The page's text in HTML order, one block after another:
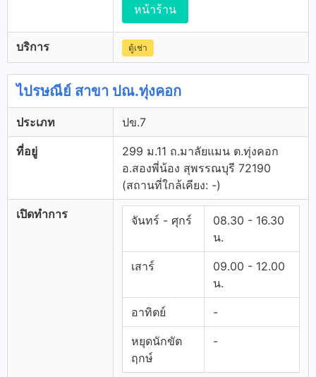
หน้าร้าน
บริการ ตู้เช่า
ไปรษณีย์ สาขา ปณ.ทุ่งคอก
ประเภท ปข.7
ที่อยู่
299 ม.11 ถ.มาลัยแมน ต.ทุ่งคอก
อ.สองพี่น้อง สุพรรณบุรี 72190
(สถานที่ใกล้เคียง: -)
เปิดทำการ จันทร์ - ศุกร์
08.30 - 16.30
น.
เสาร์
09.00 - 12.00
น.
อาทิตย์ -
หยุดนักขัต
ฤกษ์
-